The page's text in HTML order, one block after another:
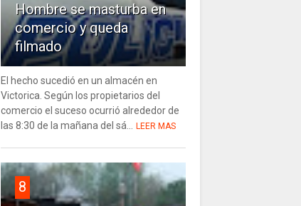
Hombre se masturba en
comercio y queda
filmado
El hecho sucedió en un almacén en
Victorica. Según los propietarios del
comercio el suceso ocurrió alrededor de
las 8:30 de la mañana del sá... LEER MAS
8